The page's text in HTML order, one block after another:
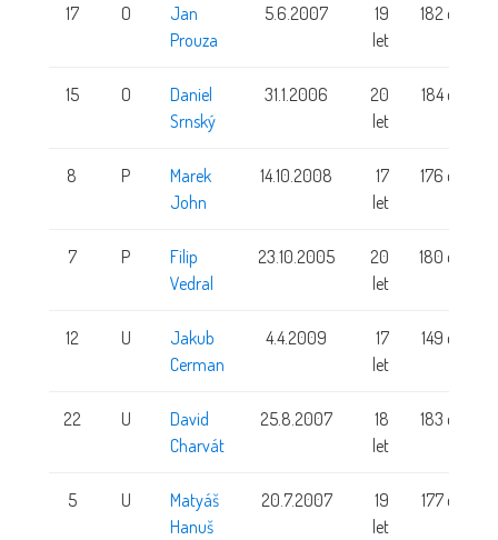
17 O
Jan
Prouza
5.6.2007
19
let
182 cm
15 O
Daniel
Srnský
31.1.2006
20
let
184 cm
8 P
Marek
John
14.10.2008
17
let
176 cm
7 P
Filip
Vedral
23.10.2005
20
let
180 cm
12 U
Jakub
Cerman
4.4.2009
17
let
149 cm
22 U
David
Charvát
25.8.2007
18
let
183 cm
5 U
Matyáš
Hanuš
20.7.2007
19
let
177 cm